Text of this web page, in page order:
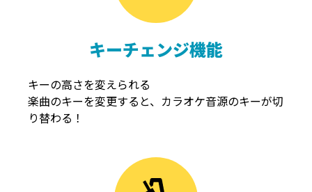
キーチェンジ機能
キーの高さを変えられる
楽曲のキーを変更すると、カラオケ音源のキーが切
り替わる！